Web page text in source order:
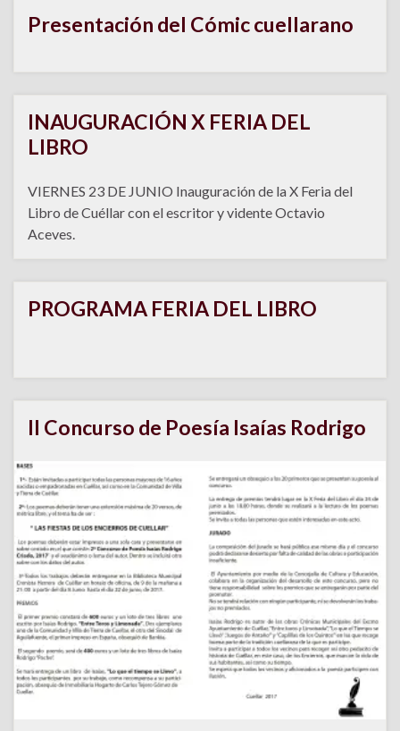
Presentación del Cómic cuellarano
INAUGURACIÓN X FERIA DEL
LIBRO
VIERNES 23 DE JUNIO Inauguración de la X Feria del
Libro de Cuéllar con el escritor y vidente Octavio
Aceves.
PROGRAMA FERIA DEL LIBRO
II Concurso de Poesía Isaías Rodrigo